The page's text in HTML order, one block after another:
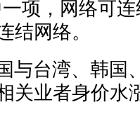
一项，网络可
结网络。
与台湾、韩国
关业者身价水